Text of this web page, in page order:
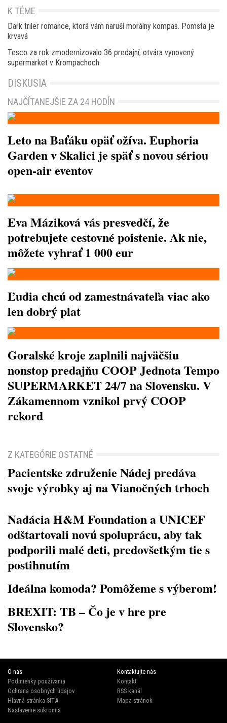
K TÉME
Dark triler romance, ktorá vám naruší morálny kompas. Pomsta je
krvavá
Tesco za rok zmodernizovalo 36 predajní, otvára vynovený
supermarket v Krompachoch
DISKUSIA
NAJČÍTANEJŠIE ZA 24 HODÍN
Leto na Baťáku opäť ožíva. Euphoria
Garden v Skalici je späť s novou sériou
open-air eventov
Eva Máziková vás presvedčí, že
potrebujete cestovné poistenie. Ak nie,
môžete vyhrať 1 000 eur
Ľudia chcú od zamestnávateľa viac ako
len dobrý plat
Goralské kroje zaplnili najväčšiu
nonstop predajňu COOP Jednota Tempo
SUPERMARKET 24/7 na Slovensku. V
Zákamennom vznikol prvý COOP
rekord
Z KATEGÓRIE OSTATNÉ
Pacientske združenie Nádej predáva
svoje výrobky aj na Vianočných trhoch
Nadácia H&M Foundation a UNICEF
odštartovali novú spoluprácu, aby tak
podporili malé deti, predovšetkým tie s
postihnutím
Ideálna komoda? Pomôžeme s výberom!
BREXIT: TB – Čo je v hre pre
Slovensko?
O nás
Podmienky používania
Ochrana osobných údajov
Hlavná stránka SITA
Nastavenie sukromia
Kontaktujte nás
Kontakt
RSS kanál
Mapa stránok